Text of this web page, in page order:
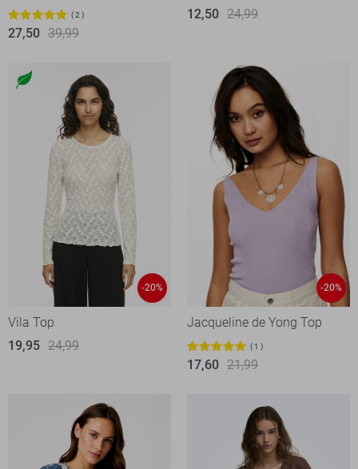
2
27,50 39,99
12,50 24,99
-20%
Vila Top
19,95 24,99
-20%
Jacqueline de Yong Top
1
17,60 21,99